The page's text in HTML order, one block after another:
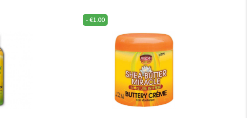
-€1.00